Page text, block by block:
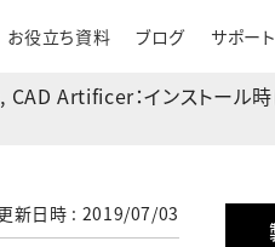
お役立ち資料 ブログ サポート
Artificer：インストール時
新日時 : 2019/07/03